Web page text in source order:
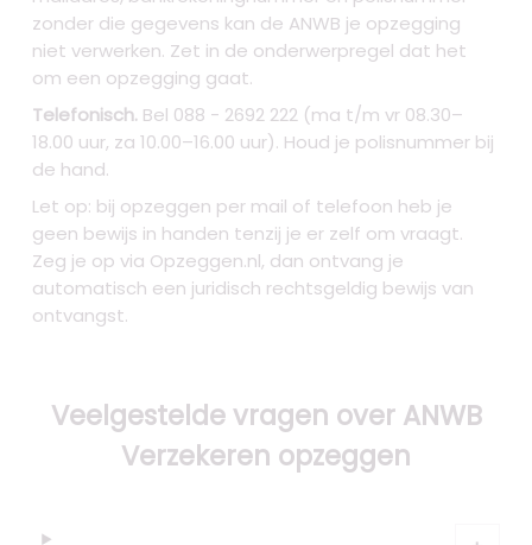
zonder die gegevens kan de ANWB je opzegging
niet verwerken. Zet in de onderwerpregel dat het
om een opzegging gaat.
Telefonisch. Bel 088 - 2692 222 (ma t/m vr 08.30–
18.00 uur, za 10.00–16.00 uur). Houd je polisnummer bij
de hand.
Let op: bij opzeggen per mail of telefoon heb je
geen bewijs in handen tenzij je er zelf om vraagt.
Zeg je op via Opzeggen.nl, dan ontvang je
automatisch een juridisch rechtsgeldig bewijs van
ontvangst.
Veelgestelde vragen over ANWB
Verzekeren opzeggen